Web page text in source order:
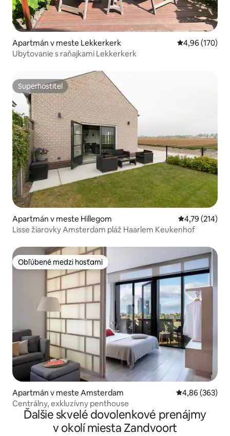
Apartmán v meste Lekkerkerk Priemerné
4,96 (170)
Ubytovanie s raňajkami Lekkerkerk
Superhostiteľ
Superhostiteľ
Apartmán v meste Hillegom Priemerné
4,79 (214)
Lisse žiarovky Amsterdam pláž Haarlem Keukenhof
Obľúbené medzi hosťami
Obľúbené medzi hosťami
Apartmán v meste Amsterdam Priemerné
4,86 (363)
Centrálny, exkluzívny penthouse
Ďalšie skvelé dovolenkové prenájmy
v okolí miesta Zandvoort